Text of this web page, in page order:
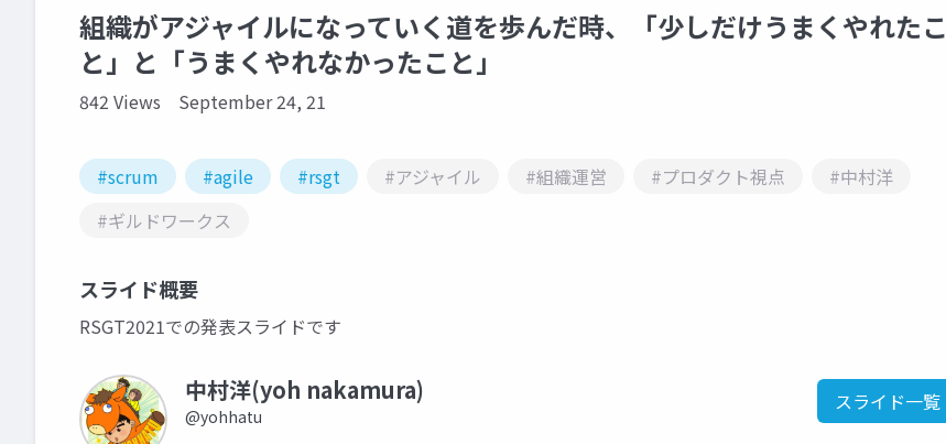
組織がアジャイルになっていく道を歩んだ時、「少しだけうまくやれたこ
と」と「うまくやれなかったこと」
842 Views September 24, 21
#scrum #agile #rsgt #アジャイル #組織運営 #プロダクト視点
#中村洋
#ギルドワークス
スライド概要
RSGT2021での発表スライドです
中村洋(yoh nakamura)
@yohhatu
スライド一覧